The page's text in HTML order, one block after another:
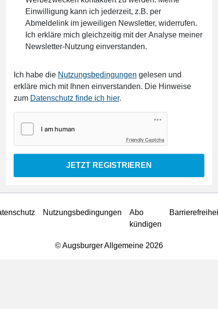
Einwilligung kann ich jederzeit, z.B. per
Abmeldelink im jeweiligen Newsletter, widerrufen.
Ich erkläre mich gleichzeitig mit der Analyse meiner
Newsletter-Nutzung einverstanden.
Ich habe die Nutzungsbedingungen gelesen und
erkläre mich mit Ihnen einverstanden. Die Hinweise
zum Datenschutz finde ich hier.
Friendly Captcha
JETZT REGISTRIEREN
Nutzungsbedingungen
Abo
kündigen
© Augsburger Allgemeine 2026